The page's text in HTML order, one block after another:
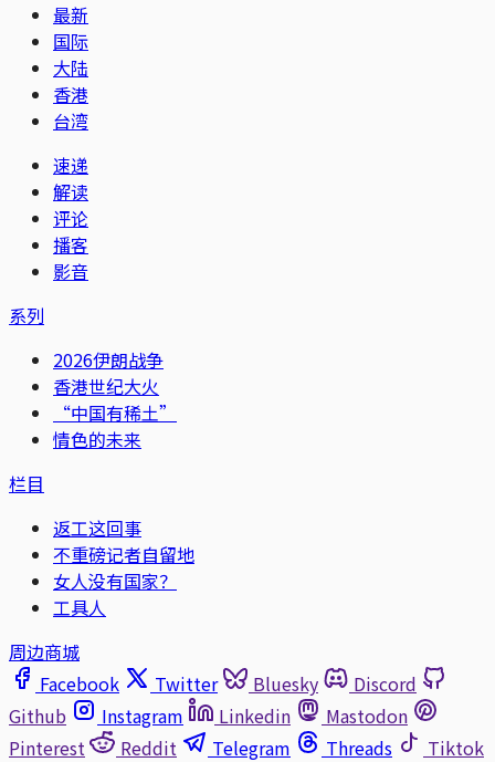
最新
国际
大陆
香港
台湾
速递
解读
评论
播客
影音
系列
2026伊朗战争
香港世纪大火
“中国有稀土”
情色的未来
栏目
返工这回事
不重磅记者自留地
女人没有国家？
工具人
周边商城
Facebook
Twitter Bluesky
Discord
Github
Instagram Linkedin
Mastodon
Pinterest
Reddit Telegram Threads
Tiktok